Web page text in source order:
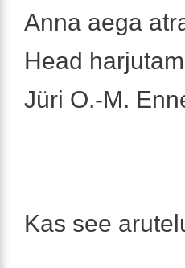
Anna aega
Head
Jüri O.-M.
Kas see